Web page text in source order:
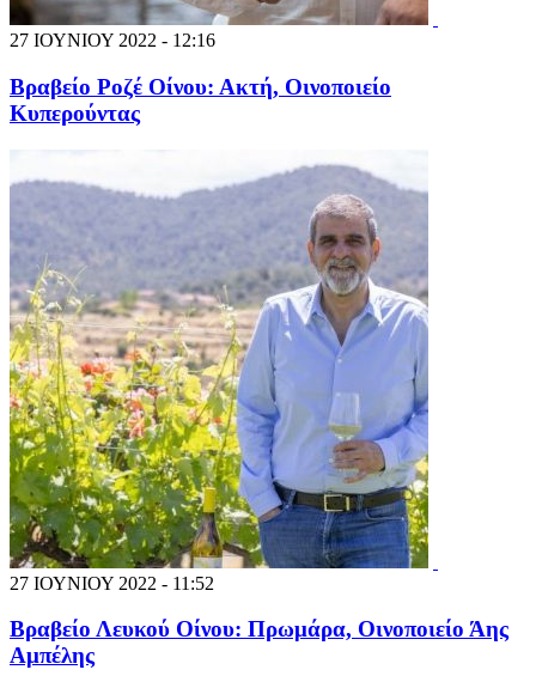
27 ΙΟΥΝΙΟΥ 2022 - 12:16
Βραβείο Ροζέ Οίνου: Ακτή, Οινοποιείο
Κυπερούντας
27 ΙΟΥΝΙΟΥ 2022 - 11:52
Βραβείο Λευκού Οίνου: Πρωμάρα, Οινοποιείο Άης
Αμπέλης